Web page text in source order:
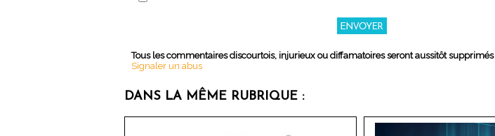
Tous les commentaires discourtois, injurieux ou diffamatoires seront aussitôt
Signaler un abus
DANS LA MÊME RUBRIQUE :